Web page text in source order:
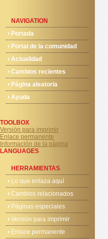
NAVIGATION
Portada
Portal de la comunidad
Actualidad
Cambios recientes
Página aleatoria
Ayuda
TOOLBOX
Versión para imprimir
Enlace permanente
Información de la página
LANGUAGES
HERRAMIENTAS
Lo que enlaza aquí
Cambios relacionados
Páginas especiales
Versión para imprimir
Enlace permanente